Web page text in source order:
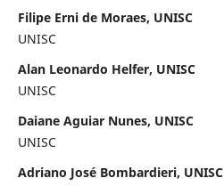
Filipe Erni de Moraes, UNISC
UNISC
Alan Leonardo Helfer, UNISC
UNISC
Daiane Aguiar Nunes, UNISC
UNISC
Adriano José Bombardieri, UNISC